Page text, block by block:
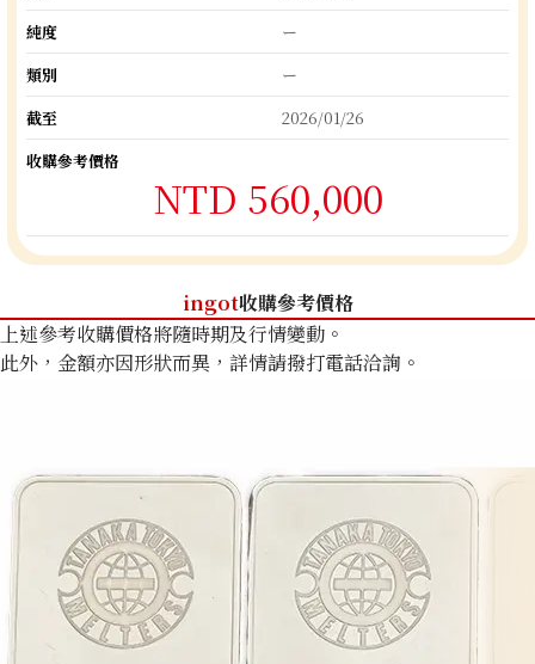
純度
ー
類別
ー
截至
2026/01/26
收購參考價格
NTD 560,000
ingot收購參考價格
上述參考收購價格將隨時期及行情變動。
此外，金額亦因形狀而異，詳情請撥打電話洽詢。